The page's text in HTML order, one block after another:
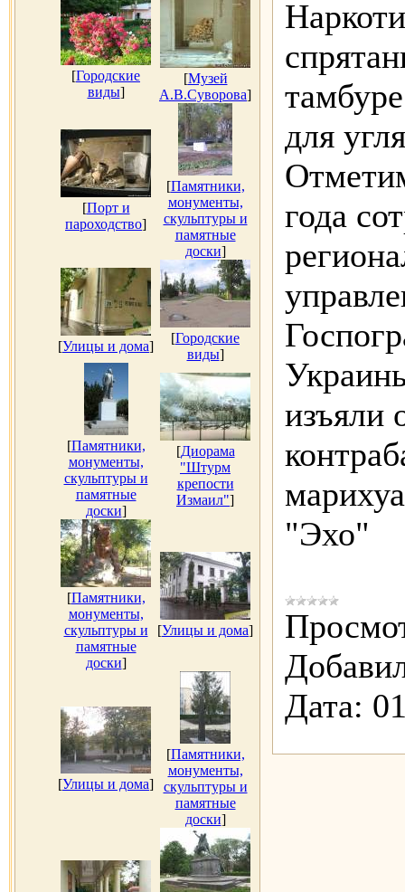
[Городские
виды]
[Музей
А.В.Суворова]
[Порт и
пароходство]
[Памятники,
монументы,
скульптуры и
памятные
доски]
[Улицы и дома]
[Городские
виды]
[Памятники,
монументы,
скульптуры и
памятные
доски]
[Диорама
"Штурм
крепости
Измаил"]
[Памятники,
монументы,
скульптуры и
памятные
доски]
[Улицы и дома]
[Улицы и дома]
[Памятники,
монументы,
скульптуры и
памятные
доски]
для
года
изъяли
"Эхо"
Дата: